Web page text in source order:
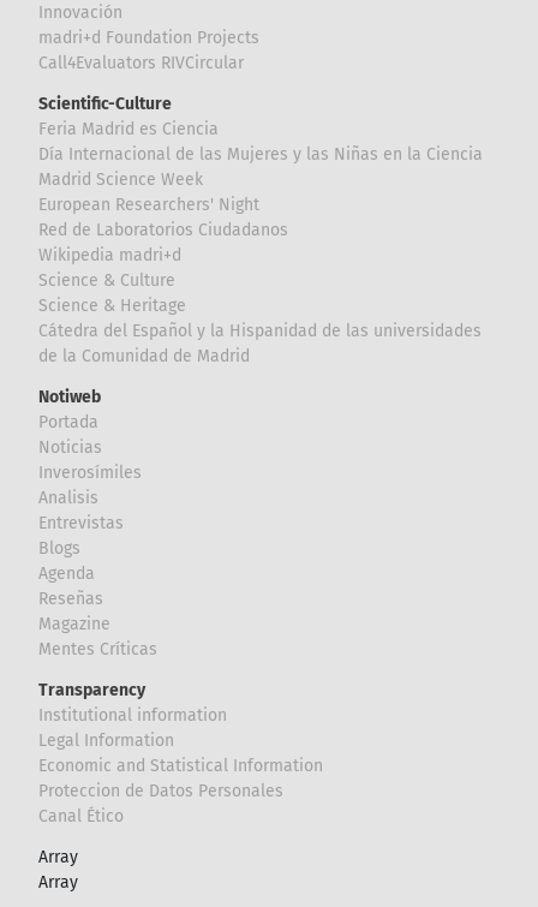
Innovación
madri+d Foundation Projects
Call4Evaluators RIVCircular
Scientific-Culture
Feria Madrid es Ciencia
Día Internacional de las Mujeres y las Niñas en la Ciencia
Madrid Science Week
European Researchers' Night
Red de Laboratorios Ciudadanos
Wikipedia madri+d
Science & Culture
Science & Heritage
Cátedra del Español y la Hispanidad de las universidades
de la Comunidad de Madrid
Notiweb
Portada
Noticias
Inverosímiles
Analisis
Entrevistas
Blogs
Agenda
Reseñas
Magazine
Mentes Críticas
Transparency
Institutional information
Legal Information
Economic and Statistical Information
Proteccion de Datos Personales
Canal Ético
Array
Array